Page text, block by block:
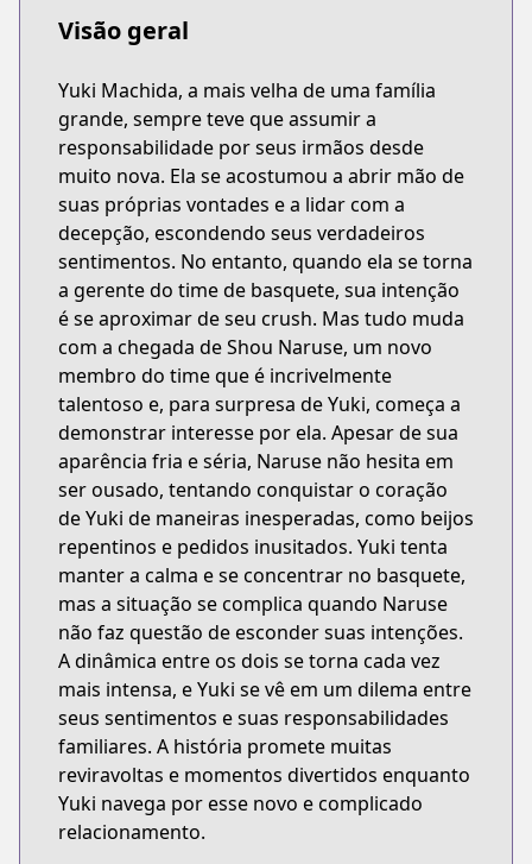
Visão geral
Yuki Machida, a mais velha de uma família
grande, sempre teve que assumir a
responsabilidade por seus irmãos desde
muito nova. Ela se acostumou a abrir mão de
suas próprias vontades e a lidar com a
decepção, escondendo seus verdadeiros
sentimentos. No entanto, quando ela se torna
a gerente do time de basquete, sua intenção
é se aproximar de seu crush. Mas tudo muda
com a chegada de Shou Naruse, um novo
membro do time que é incrivelmente
talentoso e, para surpresa de Yuki, começa a
demonstrar interesse por ela. Apesar de sua
aparência fria e séria, Naruse não hesita em
ser ousado, tentando conquistar o coração
de Yuki de maneiras inesperadas, como beijos
repentinos e pedidos inusitados. Yuki tenta
manter a calma e se concentrar no basquete,
mas a situação se complica quando Naruse
não faz questão de esconder suas intenções.
A dinâmica entre os dois se torna cada vez
mais intensa, e Yuki se vê em um dilema entre
seus sentimentos e suas responsabilidades
familiares. A história promete muitas
reviravoltas e momentos divertidos enquanto
Yuki navega por esse novo e complicado
relacionamento.